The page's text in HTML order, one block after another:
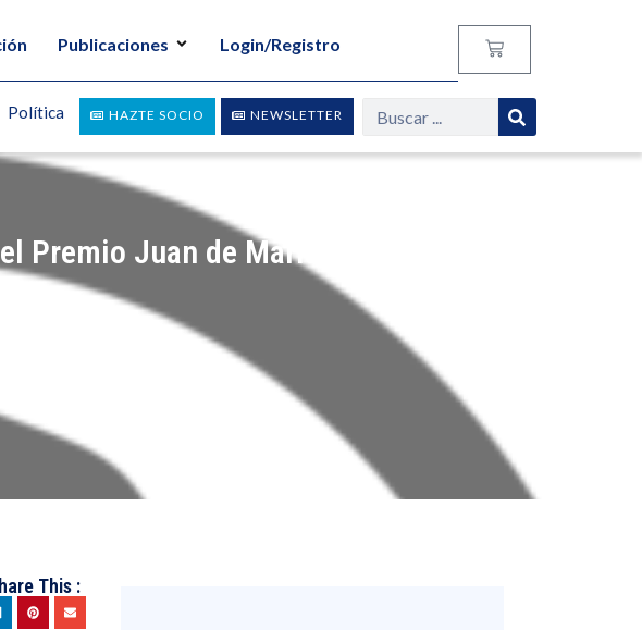
Publicaciones Login/Registro
NEWSLETTER
HAZTE SOCIO
Política
Premio Juan de Mariana 2014
This :